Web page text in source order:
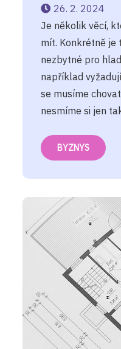
26. 2. 2024
Je několik věcí,
mít. Konkrétně je
nezbytné pro
například
se musíme
nesmíme si jen
BYZNYS